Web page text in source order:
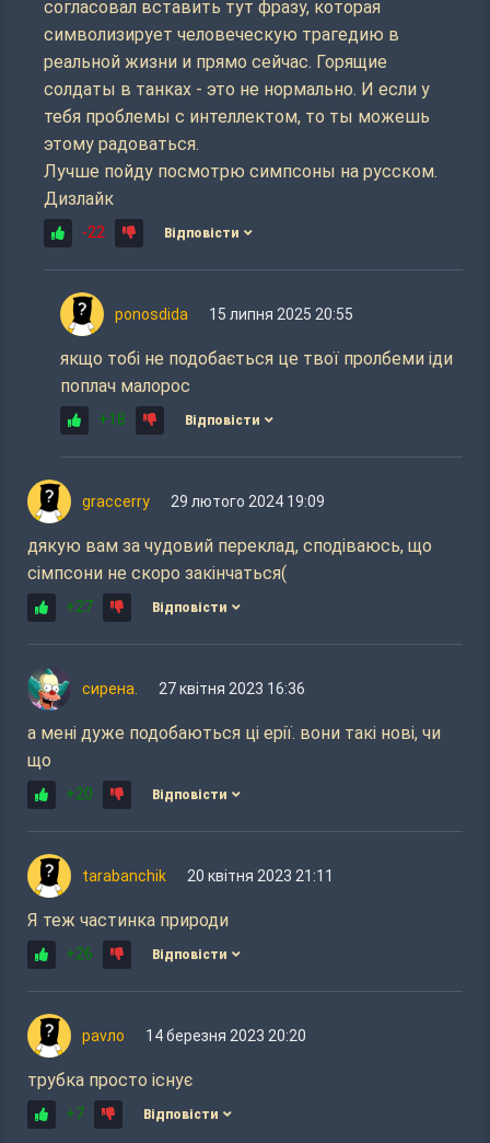
согласовал вставить тут фразу, которая
символизирует человеческую трагедию в
реальной жизни и прямо сейчас. Горящие
солдаты в танках - это не нормально. И если у
тебя проблемы с интеллектом, то ты можешь
этому радоваться.
Лучше пойду посмотрю симпсоны на русском.
Дизлайк
-22 Відповісти
ponosdida 15 липня 2025 20:55
якщо тобі не подобається це твої пролбеми іди
поплач малорос
+18 Відповісти
graccerry 29 лютого 2024 19:09
дякую вам за чудовий переклад, сподіваюсь, що
сімпсони не скоро закінчаться(
+27 Відповісти
сирена. 27 квітня 2023 16:36
а мені дуже подобаються ці ерії. вони такі нові, чи
що
+20 Відповісти
tarabanchik 20 квітня 2023 21:11
Я теж частинка природи
+26 Відповісти
pаvлo 14 березня 2023 20:20
трубка просто існує
+7 Відповісти